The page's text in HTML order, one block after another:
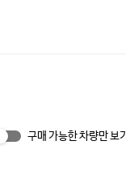
구매 가능한 차량만 보기